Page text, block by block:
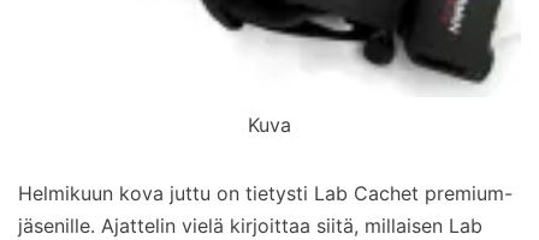
Kuva
Helmikuun kova juttu on tietysti Lab Cachet premium-
jäsenille. Ajattelin vielä kirjoittaa siitä, millaisen Lab